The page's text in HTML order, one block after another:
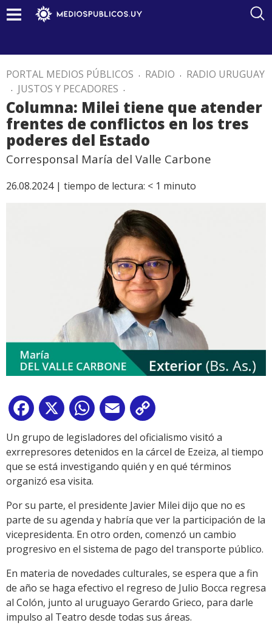
PORTAL MEDIOS PÚBLICOS . RADIO . RADIO URUGUAY
. JUSTOS Y PECADORES .
Columna: Milei tiene que atender
frentes de conflictos en los tres
poderes del Estado
Corresponsal María del Valle Carbone
26.08.2024 | tiempo de lectura: < 1 minuto
Facebook
X WhatsApp
Email
Link
Un grupo de legisladores del oficialismo visitó a
exrrepresores detenidos en la cárcel de Ezeiza, al tiempo
que se está investigando quién y en qué términos
organizó esa visita.
Por su parte, el presidente Javier Milei dijo que no es
parte de su agenda y habría que ver la participación de la
vicepresidenta. En otro orden, comenzó un cambio
progresivo en el sistema de pago del transporte público.
En materia de novedades culturales, se espera que a fin
de año se haga efectivo el regreso de Julio Bocca regresa
al Colón, junto al uruguayo Gerardo Grieco, para darle
impulso al Teatro desde todas sus áreas.